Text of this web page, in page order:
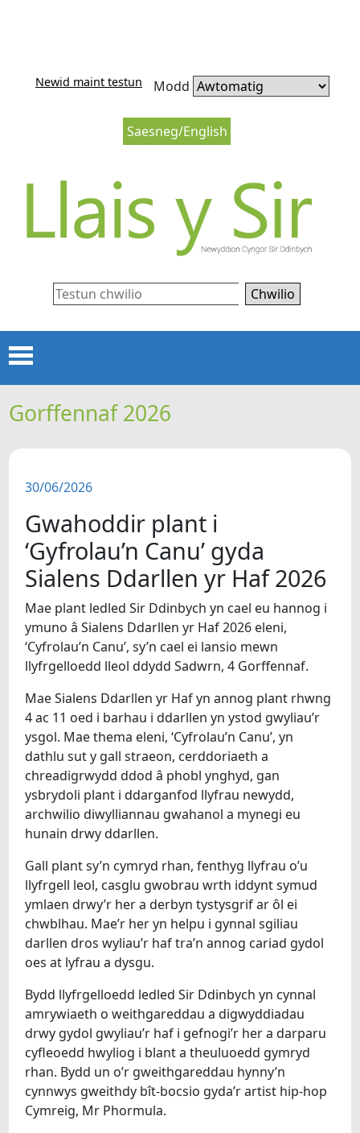
Saesneg/English
Newid maint testun Modd
Chwilio
CARTREF
ERTHYGLAU
CIPOLWG
A WYDDOCH CHI?
FIDEOS
BE SY' MLAEN
EIN HYSGOLION
Gorffennaf 2026
30/06/2026
Gwahoddir plant i
‘Gyfrolau’n Canu’ gyda
Sialens Ddarllen yr Haf 2026
Mae plant ledled Sir Ddinbych yn cael eu hannog i
ymuno â Sialens Ddarllen yr Haf 2026 eleni,
‘Cyfrolau’n Canu’, sy’n cael ei lansio mewn
llyfrgelloedd lleol ddydd Sadwrn, 4 Gorffennaf.
Mae Sialens Ddarllen yr Haf yn annog plant rhwng
4 ac 11 oed i barhau i ddarllen yn ystod gwyliau’r
ysgol. Mae thema eleni, ‘Cyfrolau’n Canu’, yn
dathlu sut y gall straeon, cerddoriaeth a
chreadigrwydd ddod â phobl ynghyd, gan
ysbrydoli plant i ddarganfod llyfrau newydd,
archwilio diwylliannau gwahanol a mynegi eu
hunain drwy ddarllen.
Gall plant sy’n cymryd rhan, fenthyg llyfrau o’u
llyfrgell leol, casglu gwobrau wrth iddynt symud
ymlaen drwy’r her a derbyn tystysgrif ar ôl ei
chwblhau. Mae’r her yn helpu i gynnal sgiliau
darllen dros wyliau’r haf tra’n annog cariad gydol
oes at lyfrau a dysgu.
Bydd llyfrgelloedd ledled Sir Ddinbych yn cynnal
amrywiaeth o weithgareddau a digwyddiadau
drwy gydol gwyliau’r haf i gefnogi’r her a darparu
cyfleoedd hwyliog i blant a theuluoedd gymryd
rhan. Bydd un o’r gweithgareddau hynny’n
cynnwys gweithdy bît-bocsio gyda’r artist hip-hop
Cymreig, Mr Phormula.